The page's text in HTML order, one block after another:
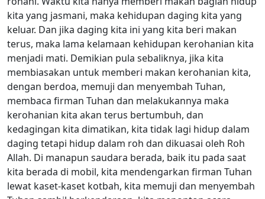
kita yang jasmani, maka kehidupan daging kita yang
keluar. Dan jika daging kita ini yang kita beri makan
terus, maka lama kelamaan kehidupan kerohanian kita
menjadi mati. Demikian pula sebaliknya, jika kita
membiasakan untuk memberi makan kerohanian kita,
dengan berdoa, memuji dan menyembah Tuhan,
membaca firman Tuhan dan melakukannya maka
kerohanian kita akan terus bertumbuh, dan
kedagingan kita dimatikan, kita tidak lagi hidup dalam
daging tetapi hidup dalam roh dan dikuasai oleh Roh
Allah. Di manapun saudara berada, baik itu pada saat
kita berada di mobil, kita mendengarkan firman Tuhan
lewat kaset-kaset kotbah, kita memuji dan menyembah